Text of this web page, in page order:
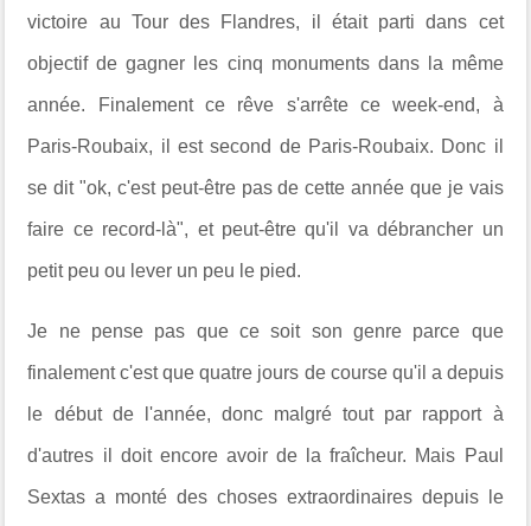
victoire au Tour des Flandres, il était parti dans cet
objectif de gagner les cinq monuments dans la même
année. Finalement ce rêve s'arrête ce week-end, à
Paris-Roubaix, il est second de Paris-Roubaix. Donc il
se dit "ok, c'est peut-être pas de cette année que je vais
faire ce record-là", et peut-être qu'il va débrancher un
petit peu ou lever un peu le pied.
Je ne pense pas que ce soit son genre parce que
finalement c'est que quatre jours de course qu'il a depuis
le début de l'année, donc malgré tout par rapport à
d'autres il doit encore avoir de la fraîcheur. Mais Paul
Sextas a monté des choses extraordinaires depuis le